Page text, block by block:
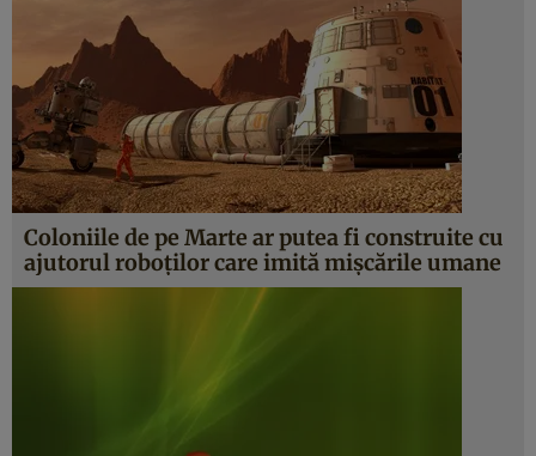
Coloniile de pe Marte ar putea fi construite cu
ajutorul roboţilor care imită mişcările umane